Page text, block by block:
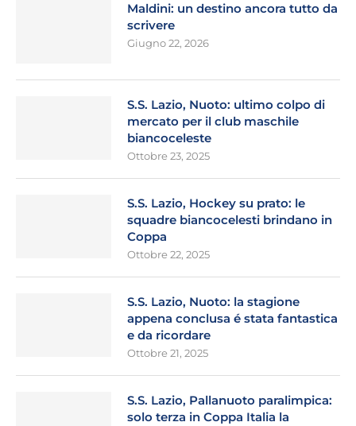
Maldini: un destino ancora tutto da
scrivere
Giugno 22, 2026
S.S. Lazio, Nuoto: ultimo colpo di
mercato per il club maschile
biancoceleste
Ottobre 23, 2025
S.S. Lazio, Hockey su prato: le
squadre biancocelesti brindano in
Coppa
Ottobre 22, 2025
S.S. Lazio, Nuoto: la stagione
appena conclusa é stata fantastica
e da ricordare
Ottobre 21, 2025
S.S. Lazio, Pallanuoto paralimpica:
solo terza in Coppa Italia la